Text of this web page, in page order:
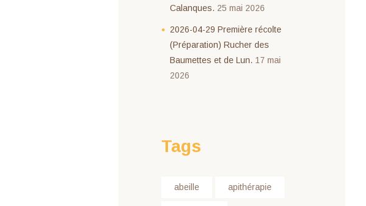
Calanques. 25 mai 2026
2026-04-29 Première récolte
(Préparation) Rucher des
Baumettes et de Lun. 17 mai
2026
Tags
abeille apithérapie